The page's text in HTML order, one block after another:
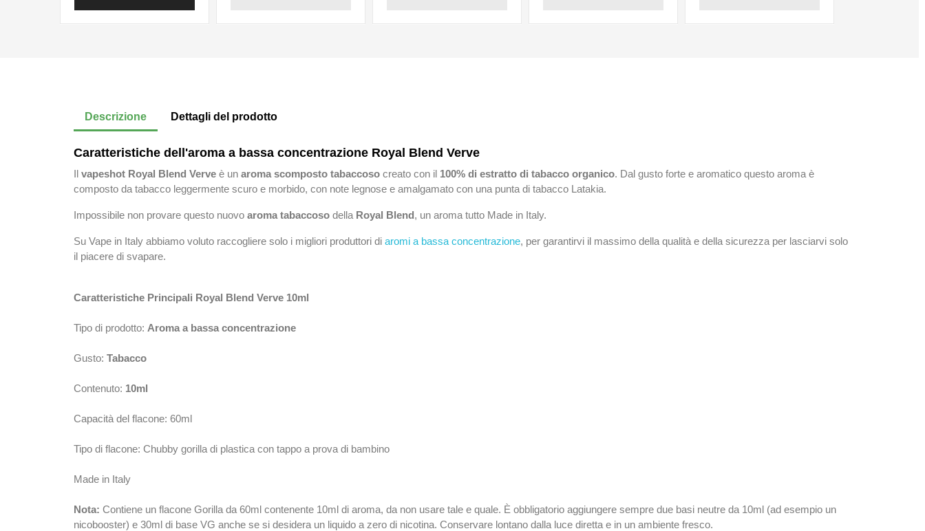
Descrizione Dettagli del prodotto
Caratteristiche dell'aroma a bassa concentrazione Royal Blend Verve
Il vapeshot Royal Blend Verve è un aroma scomposto tabaccoso creato con il 100% di estratto di tabacco organico. Dal gusto forte e aromatico questo aroma è
composto da tabacco leggermente scuro e morbido, con note legnose e amalgamato con una punta di tabacco Latakia.
Impossibile non provare questo nuovo aroma tabaccoso della Royal Blend, un aroma tutto Made in Italy.
Su Vape in Italy abbiamo voluto raccogliere solo i migliori produttori di aromi a bassa concentrazione, per garantirvi il massimo della qualità e della sicurezza per lasciarvi solo
il piacere di svapare.
Caratteristiche Principali Royal Blend Verve 10ml
Tipo di prodotto: Aroma a bassa concentrazione
Gusto: Tabacco
Contenuto: 10ml
Capacità del flacone: 60ml
Tipo di flacone: Chubby gorilla di plastica con tappo a prova di bambino
Made in Italy
Nota: Contiene un flacone Gorilla da 60ml contenente 10ml di aroma, da non usare tale e quale. È obbligatorio aggiungere sempre due basi neutre da 10ml (ad esempio un
nicobooster) e 30ml di base VG anche se si desidera un liquido a zero di nicotina. Conservare lontano dalla luce diretta e in un ambiente fresco.